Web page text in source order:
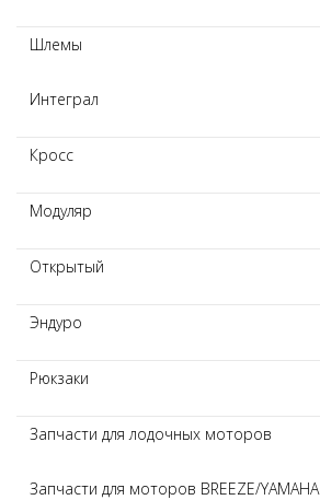
Шлемы
Интеграл
Кросс
Модуляр
Открытый
Эндуро
Рюкзаки
Запчасти для лодочных моторов
Запчасти для моторов BREEZE/YAMAHA